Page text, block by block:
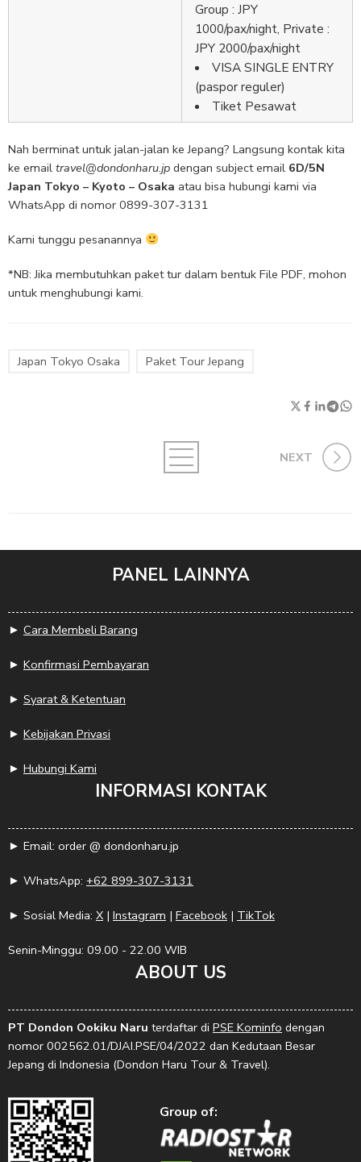
Group : JPY
1000/pax/night, Private :
JPY 2000/pax/night
VISA SINGLE ENTRY
(paspor reguler)
Tiket Pesawat
Nah berminat untuk jalan-jalan ke Jepang? Langsung kontak kita
ke email travel@dondonharu.jp dengan subject email 6D/5N
Japan Tokyo – Kyoto – Osaka atau bisa hubungi kami via
WhatsApp di nomor 0899-307-3131
Kami tunggu pesanannya
*NB: Jika membutuhkan paket tur dalam bentuk File PDF, mohon
untuk menghubungi kami.
Japan Tokyo Osaka Paket Tour Jepang
NEXT
PANEL LAINNYA
► Cara Membeli Barang
► Konfirmasi Pembayaran
► Syarat & Ketentuan
► Kebijakan Privasi
► Hubungi Kami
INFORMASI KONTAK
► Email: order @ dondonharu.jp
► WhatsApp: +62 899-307-3131
► Sosial Media: X | Instagram | Facebook | TikTok
Senin-Minggu: 09.00 - 22.00 WIB
ABOUT US
PT Dondon Ookiku Naru terdaftar di PSE Kominfo dengan
nomor 002562.01/DJAI.PSE/04/2022 dan Kedutaan Besar
Jepang di Indonesia (Dondon Haru Tour & Travel).
Group of: